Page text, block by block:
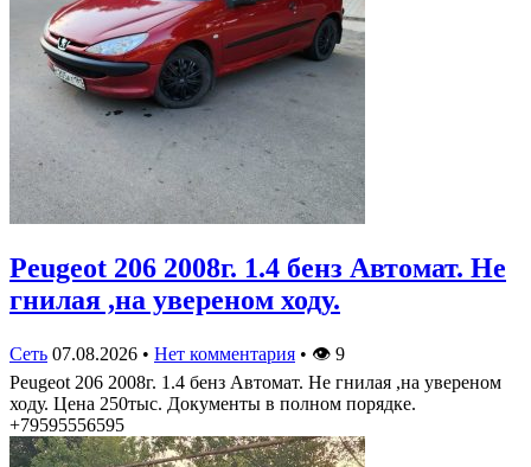
Peugeot 206 2008г. 1.4 бенз Автомат. Не
гнилая ,на увереном ходу.
Сеть 07.08.2026 • Нет комментария • 👁 9
Peugeot 206 2008г. 1.4 бенз Автомат. Не гнилая ,на увереном
ходу. Цена 250тыс. Документы в полном порядке.
+79595556595